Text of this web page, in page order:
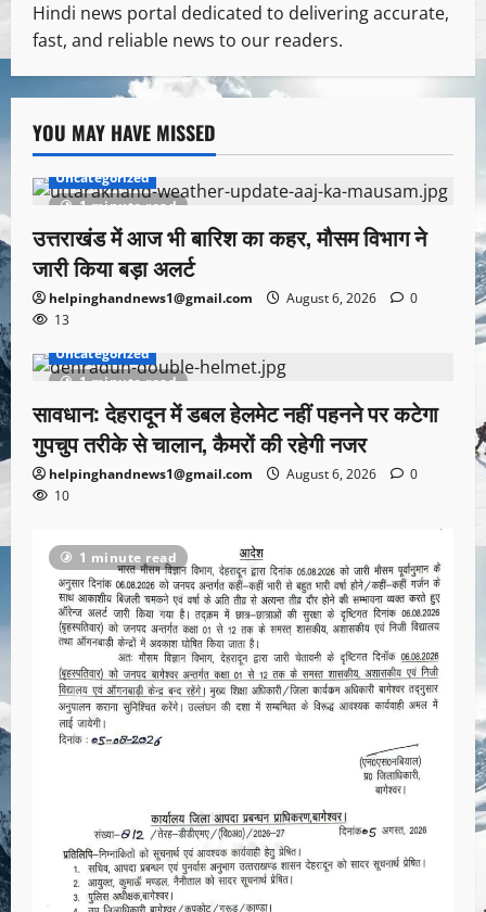
Hindi news portal dedicated to delivering accurate,
fast, and reliable news to our readers.
YOU MAY HAVE MISSED
1 minute read
Uncategorized
उत्तराखंड में आज भी बारिश का कहर, मौसम विभाग ने
जारी किया बड़ा अलर्ट
helpinghandnews1@gmail.com August 6, 2026
0
13
1 minute read
Uncategorized
सावधान: देहरादून में डबल हेलमेट नहीं पहनने पर कटेगा
गुपचुप तरीके से चालान, कैमरों की रहेगी नजर
helpinghandnews1@gmail.com August 6, 2026
0
10
1 minute read